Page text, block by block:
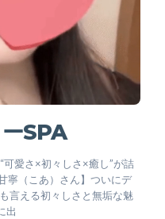
SPA
可愛さ×初々しさ×癒し”が詰
寧（こあ）さん】ついにデ
言える初々しさと無垢な魅
出